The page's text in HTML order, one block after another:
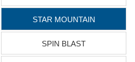
STAR MOUNTAIN
SPIN BLAST